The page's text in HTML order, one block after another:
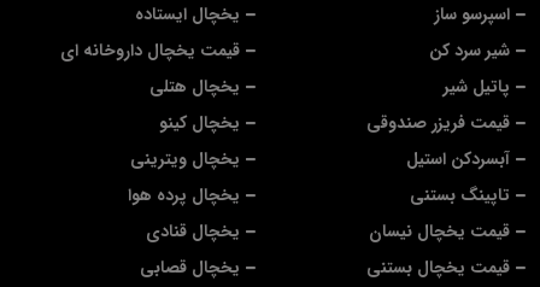
یخچال ایستاده
قیمت یخچال داروخانه ای
یخچال هتلی
یخچال کینو
یخچال ویترینی
یخچال پرده هوا
یخچال قنادی
یخچال قصابی
اسپرسو ساز
شیر سرد کن
پاتیل شیر
قیمت فریزر صندوقی
آبسردکن استیل
تاپینگ بستنی
قیمت یخچال نیسان
قیمت یخچال بستنی